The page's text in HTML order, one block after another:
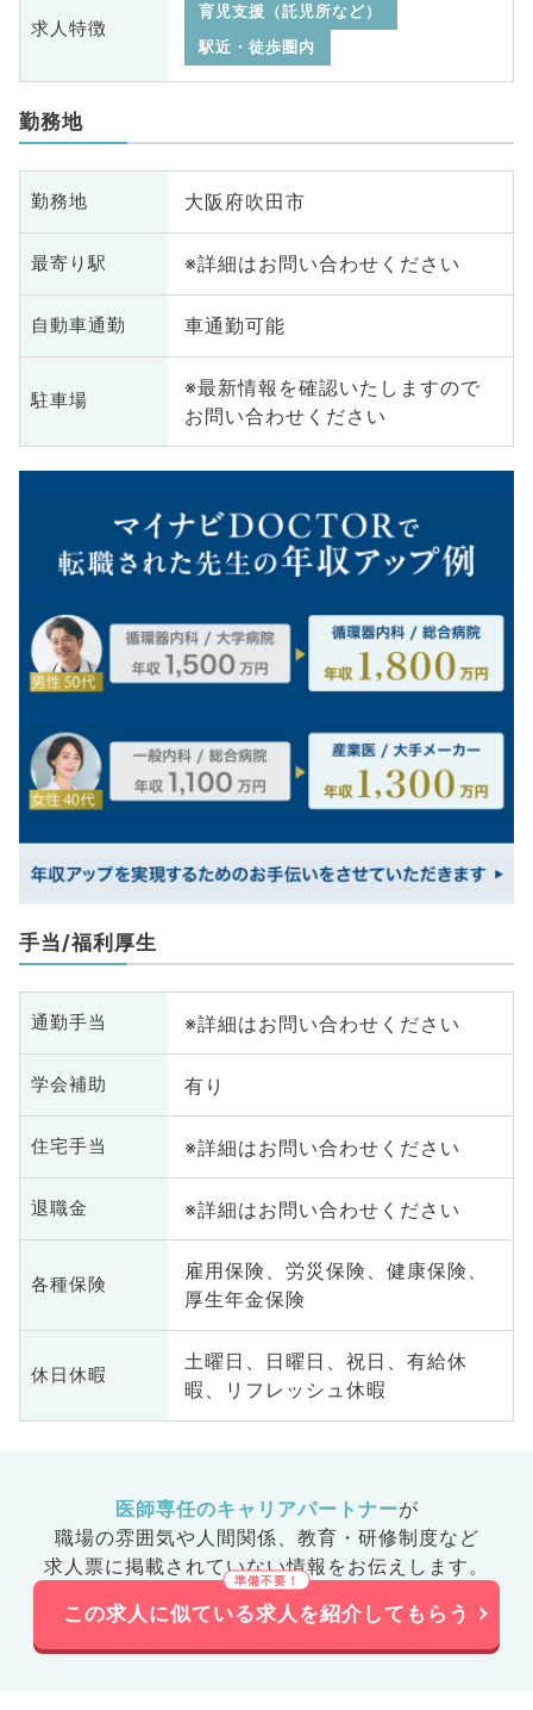
求人特徴
育児支援（託児所など）
駅近・徒歩圏内
勤務地
勤務地 大阪府吹田市
最寄り駅 ※詳細はお問い合わせください
自動車通勤 車通勤可能
駐車場
※最新情報を確認いたしますので
お問い合わせください
手当/福利厚生
通勤手当 ※詳細はお問い合わせください
学会補助 有り
住宅手当 ※詳細はお問い合わせください
退職金 ※詳細はお問い合わせください
各種保険
雇用保険、労災保険、健康保険、
厚生年金保険
休日休暇
土曜日、日曜日、祝日、有給休
暇、リフレッシュ休暇
医師専任のキャリアパートナーが
職場の雰囲気や人間関係、 教育・研修制度など
求人票に掲載されていない情報をお伝えします。
この求人に似ている求人を紹介してもらう